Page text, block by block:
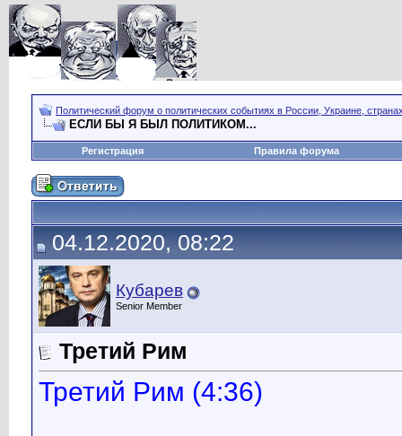
Политический форум о политических событиях в России, Украине,
ЕСЛИ БЫ Я БЫЛ ПОЛИТИКОМ...
Регистрация Правила форума
04.12.2020, 08:22
Кубарев
Senior Member
Третий Рим
Третий Рим (4:36)